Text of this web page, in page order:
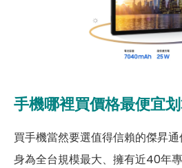
手機哪裡買價格最便宜
買手機當然要選值得信賴的傑昇通
身為全台規模最大、擁有近40年